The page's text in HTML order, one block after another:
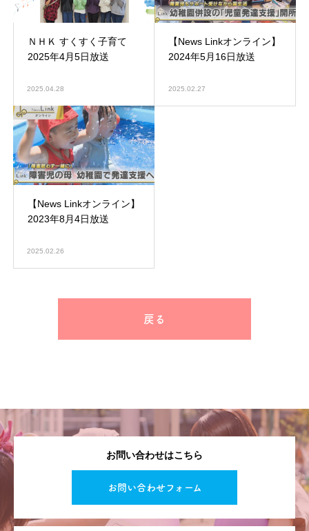
ＮＨＫ すくすく子育て
2025年4月5日放送
2025.04.28
【News Linkオンライン】
2024年5月16日放送
2025.02.27
【News Linkオンライン】
2023年8月4日放送
2025.02.26
戻る
お問い合わせはこちら
お問い合わせフォーム